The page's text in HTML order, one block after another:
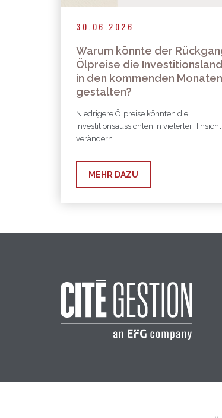
30.06.2026
Warum könnte der
Ölpreise die
in den kommenden
gestalten?
Niedrigere Ölpreise könnten die
Investitionsaussichten in vielerlei Hinsicht
verändern.
MEHR DAZU